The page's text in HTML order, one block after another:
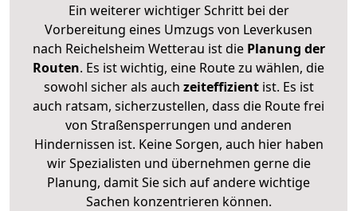
Ein weiterer wichtiger Schritt bei der
Vorbereitung eines Umzugs von Leverkusen
nach Reichelsheim Wetterau ist diePlanung der
Routen. Es ist wichtig, eine Route zu wählen, die
sowohl sicher als auch zeiteffizientist. Es ist
auch ratsam, sicherzustellen, dass die Route frei
von Straßensperrungen und anderen
Hindernissen ist. Keine Sorgen, auch hier haben
wir Spezialisten und übernehmen gerne die
Planung, damit Sie sich auf andere wichtige
Sachen konzentrieren können.